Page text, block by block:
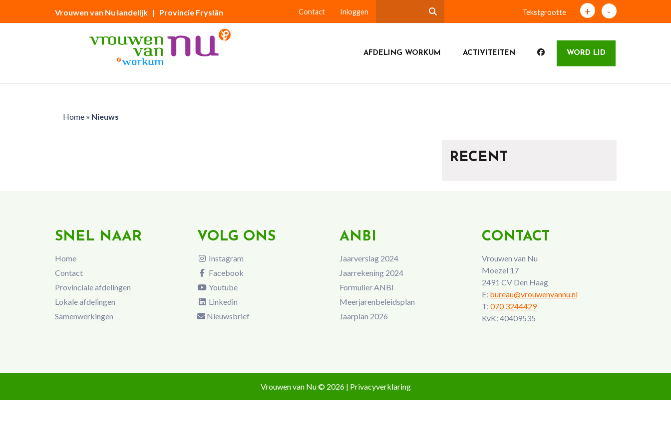
Vrouwen van Nu landelijk | Provincie Fryslân Contact Inloggen Tekstgrootte + -
AFDELING WORKUM ACTIVITEITEN WORD LID
Home» Nieuws
RECENT
SNEL NAAR
Home
Contact
Provinciale afdelingen
Lokale afdelingen
Samenwerkingen
VOLG ONS
Instagram
Facebook
Youtube
Linkedin
Nieuwsbrief
ANBI
Jaarverslag 2024
Jaarrekening 2024
Formulier ANBI
Meerjarenbeleidsplan
Jaarplan 2026
CONTACT
Vrouwen van Nu
Moezel 17
2491 CV Den Haag
E: bureau@vrouwenvannu.nl
T: 070 3244429
KvK: 40409535
Vrouwen van Nu © 2026 | Privacyverklaring